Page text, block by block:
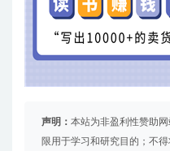
声明： 本站为非盈利性赞助
限用于学习和研究目的；不